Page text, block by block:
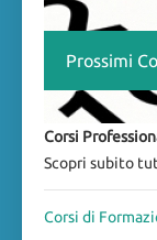
Prossimi
Corsi
Scopri subito
Corsi di